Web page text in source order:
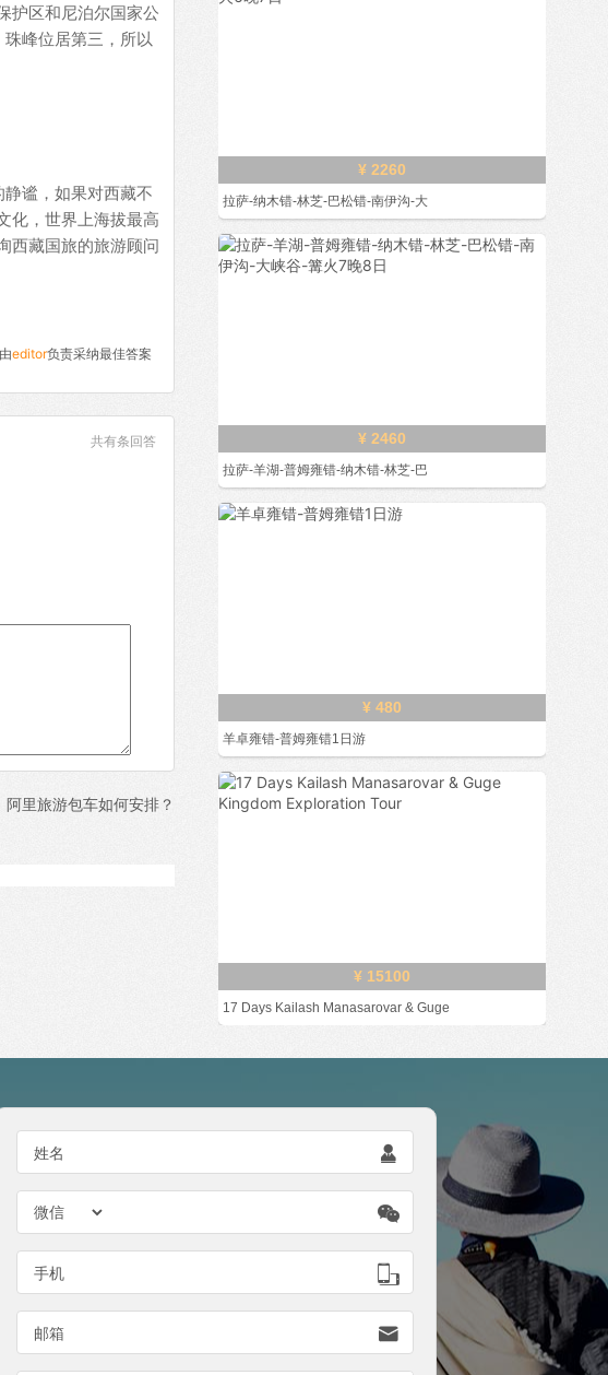
护区和尼泊尔国家公
峰位居第三，所以
谧，如果对西藏不
化，世界上海拔最高
西藏国旅的旅游顾问
editor负责采纳最佳答案
共有条回答
阿里旅游包车如何安排？
¥ 2260
拉萨-纳木错-林芝-巴松错-南伊沟-大
¥ 2460
拉萨-羊湖-普姆雍错-纳木错-林芝-巴
¥ 480
羊卓雍错-普姆雍错1日游
¥ 15100
17 Days Kailash Manasarovar & Guge
姓名 

手机 
邮箱 